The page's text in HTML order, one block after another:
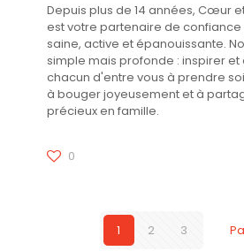
Depuis plus de 14 années, Cœur
est votre partenaire de confiance
saine, active et épanouissante.
simple mais profonde : inspirer
chacun d'entre vous à prendre
à bouger joyeusement et à
précieux en famille.
0
1 2 3